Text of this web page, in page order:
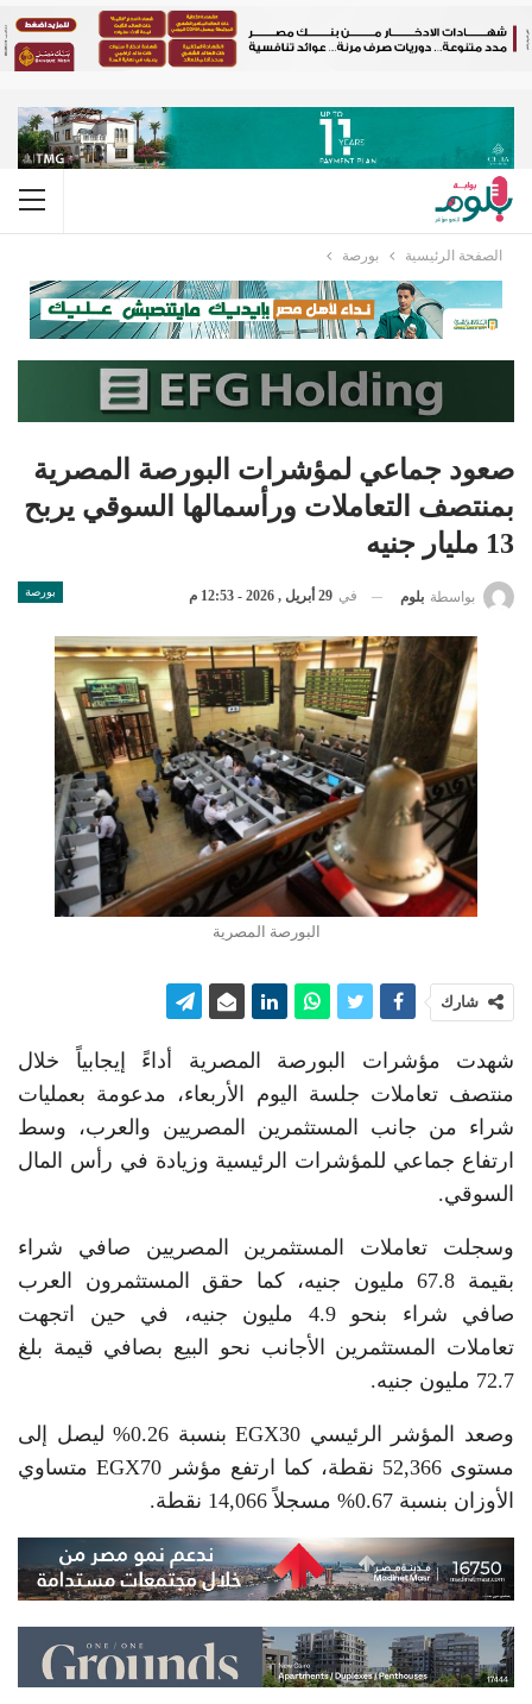
الصفحة الرئيسية بورصة
صعود جماعي لمؤشرات البورصة المصرية
بمنتصف التعاملات ورأسمالها السوقي يربح
13 مليار جنيه
بورصة بواسطة بلوم في 29 أبريل , 2026 - 12:53 م
البورصة المصرية
شارك
شهدت مؤشرات البورصة المصرية أداءً إيجابياً خلال
منتصف تعاملات جلسة اليوم الأربعاء، مدعومة بعمليات
شراء من جانب المستثمرين المصريين والعرب، وسط
ارتفاع جماعي للمؤشرات الرئيسية وزيادة في رأس المال
السوقي.
وسجلت تعاملات المستثمرين المصريين صافي شراء
بقيمة 67.8 مليون جنيه، كما حقق المستثمرون العرب
صافي شراء بنحو 4.9 مليون جنيه، في حين اتجهت
تعاملات المستثمرين الأجانب نحو البيع بصافي قيمة بلغ
72.7 مليون جنيه.
وصعد المؤشر الرئيسي EGX30 بنسبة 0.26% ليصل إلى
مستوى 52,366 نقطة، كما ارتفع مؤشر EGX70 متساوي
الأوزان بنسبة 0.67% مسجلاً 14,066 نقطة.